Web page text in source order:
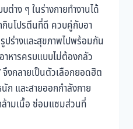
ต่าง ๆ ในร่างกายทำงานได้
กินโปรตีนที่ดี ควบคู่กับอา
ปร่างและสุขภาพไปพร้อมกัน
หารครบแบบไม่ต้องกลัว
จึงกลายเป็นตัวเลือกยอดฮิต
และสายออกกำลังกาย
ล้ามเนื้อ ซ่อมแซมส่วนที่